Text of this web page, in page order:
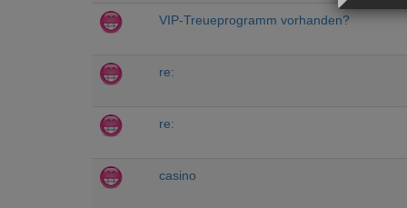
VIP-Treueprogramm vorhanden?
re:
re:
casino